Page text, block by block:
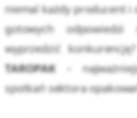
niemal każdy producent i
gotowych
wyprzedzić
TAROPAK–
spotkań sektora